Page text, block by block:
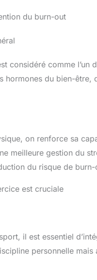
du burn-out
considéré comme
hormones du bien-
on renforce sa
meilleure gestion du
du risque de
est cruciale
il est essentiel
personnelle